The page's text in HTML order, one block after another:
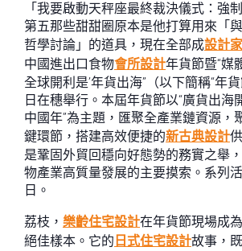
「我要啟動天秤座最終裁決儀式：強
第五那些甜甜圈原本是他打算用來「
哲學討論」的道具，現在全部成設計
中國進出口食物會所設計年貨節暨“媒
全球開利是’年貨出海”（以下簡稱“年
日在穗舉行。本屆年貨節以“廣貨出海
中國年”為主題，匯聚全產業鏈資源，
鍵環節，搭建高效便捷的新古典設計
是鞏固外貿回穩向好態勢的務實之舉
物產業高質量發展的主要摸索。系列
日。
荔枝， 樂齡住宅設計在年貨節現場成
絕佳樣本。它的 日式住宅設計故事，